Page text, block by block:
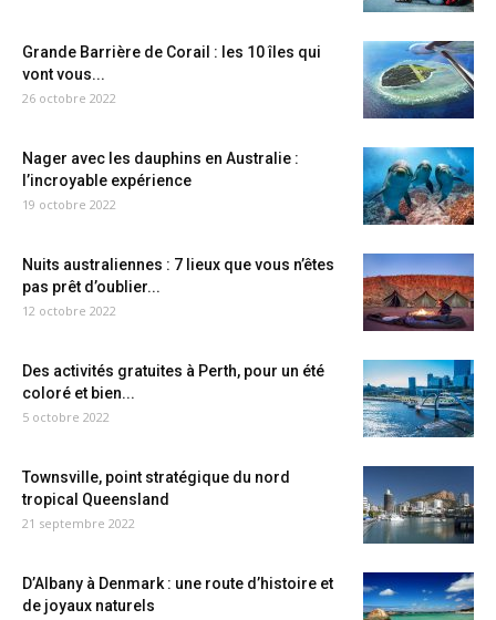
Grande Barrière de Corail : les 10 îles qui
vont vous...
26 octobre 2022
Nager avec les dauphins en Australie :
l’incroyable expérience
19 octobre 2022
Nuits australiennes : 7 lieux que vous n’êtes
pas prêt d’oublier...
12 octobre 2022
Des activités gratuites à Perth, pour un été
coloré et bien...
5 octobre 2022
Townsville, point stratégique du nord
tropical Queensland
21 septembre 2022
D’Albany à Denmark : une route d’histoire et
de joyaux naturels